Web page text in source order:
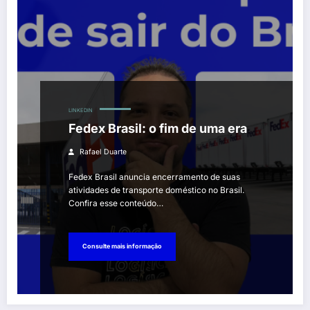
LINKEDIN
Fedex Brasil: o fim de uma era
Rafael Duarte
Fedex Brasil anuncia encerramento de suas
atividades de transporte doméstico no Brasil.
Confira esse conteúdo…
Consulte mais informação